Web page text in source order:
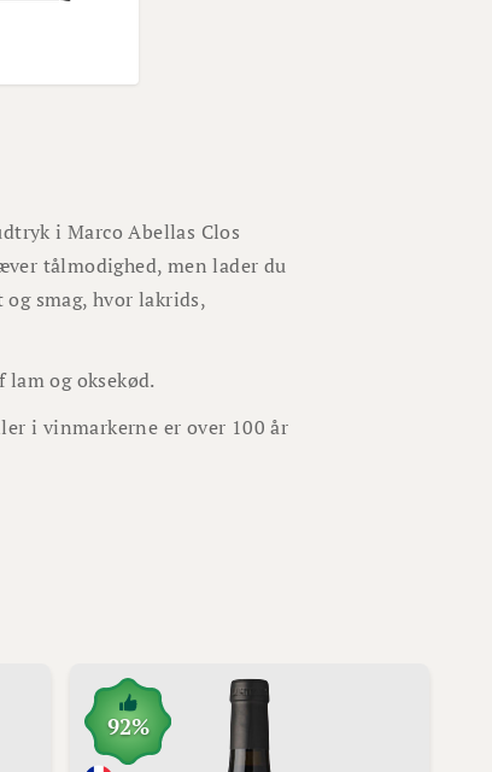
i Marco Abellas Clos
tålmodighed, men lader du
smag, hvor lakrids,
og oksekød.
i vinmarkerne er over 100 år
92%